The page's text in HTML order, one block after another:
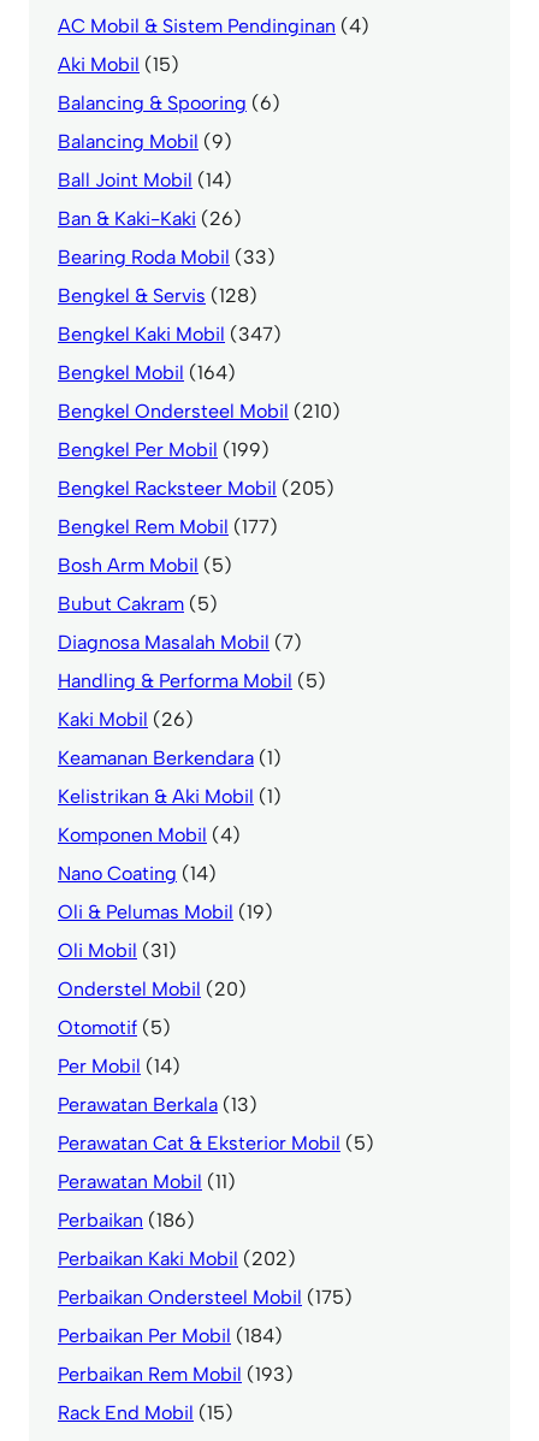
AC Mobil & Sistem Pendinginan (4)
Aki Mobil (15)
Balancing & Spooring (6)
Balancing Mobil (9)
Ball Joint Mobil (14)
Ban & Kaki-Kaki (26)
Bearing Roda Mobil (33)
Bengkel & Servis (128)
Bengkel Kaki Mobil (347)
Bengkel Mobil (164)
Bengkel Ondersteel Mobil (210)
Bengkel Per Mobil (199)
Bengkel Racksteer Mobil (205)
Bengkel Rem Mobil (177)
Bosh Arm Mobil (5)
Bubut Cakram (5)
Diagnosa Masalah Mobil (7)
Handling & Performa Mobil (5)
Kaki Mobil (26)
Keamanan Berkendara (1)
Kelistrikan & Aki Mobil (1)
Komponen Mobil (4)
Nano Coating (14)
Oli & Pelumas Mobil (19)
Oli Mobil (31)
Onderstel Mobil (20)
Otomotif (5)
Per Mobil (14)
Perawatan Berkala (13)
Perawatan Cat & Eksterior Mobil (5)
Perawatan Mobil (11)
Perbaikan (186)
Perbaikan Kaki Mobil (202)
Perbaikan Ondersteel Mobil (175)
Perbaikan Per Mobil (184)
Perbaikan Rem Mobil (193)
Rack End Mobil (15)